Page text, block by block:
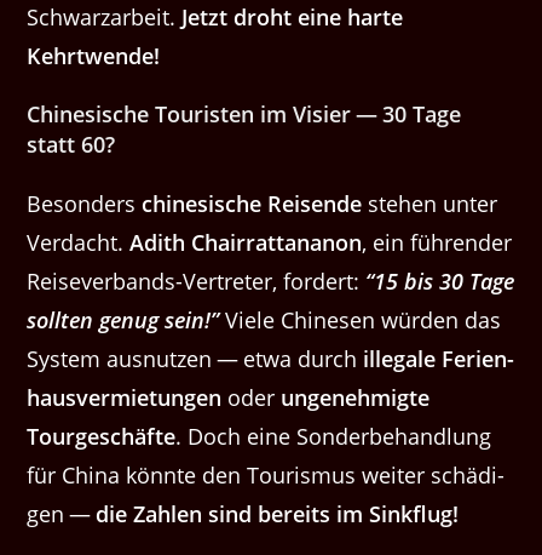
Schwarzarbeit. Jet­zt dro­ht eine harte
Kehrtwende!
Chi­ne­sis­che Touris­ten im Visi­er — 30 Tage
statt 60?
Beson­ders chi­ne­sis­che Reisende ste­hen unter
Ver­dacht.Adith Chair­rat­tananon, ein führen­der
Rei­se­ver­bands-Vertreter, fordert: ​“15 bis 30 Tage
soll­ten genug sein!”Viele Chi­ne­sen wür­den das
Sys­tem aus­nutzen — etwa durch ille­gale Ferien­
hausver­mi­etun­gen oder ungenehmigte
Tourgeschäfte. Doch eine Son­der­be­hand­lung
für Chi­na kön­nte den Touris­mus weit­er schädi­
gen — die Zahlen sind bere­its im Sinkflug!